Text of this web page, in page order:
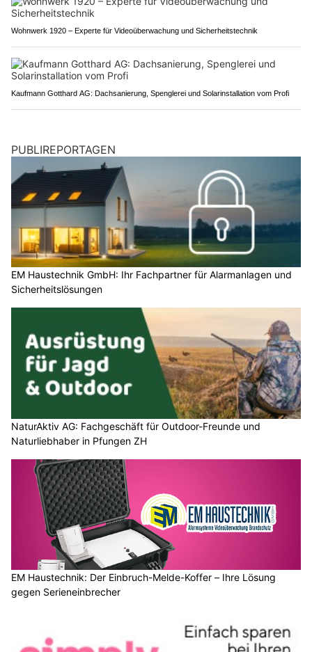
Wohnwerk 1920 – Experte für Videoüberwachung und Sicherheitstechnik
Kaufmann Gotthard AG: Dachsanierung, Spenglerei und Solarinstallation vom Profi
PUBLIREPORTAGEN
EM Haustechnik GmbH: Ihr Fachpartner für Alarmanlagen und
Sicherheitslösungen
NaturAktiv AG: Fachgeschäft für Outdoor-Freunde und
Naturliebhaber in Pfungen ZH
EM Haustechnik: Der Einbruch-Melde-Koffer – Ihre Lösung
gegen Serieneinbrecher